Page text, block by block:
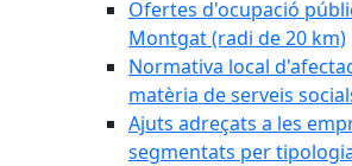
Ofertes d'ocupació
Montgat (radi de 20 km)
Normativa local
matèria de serveis
Ajuts adreçats a les
segmentats per